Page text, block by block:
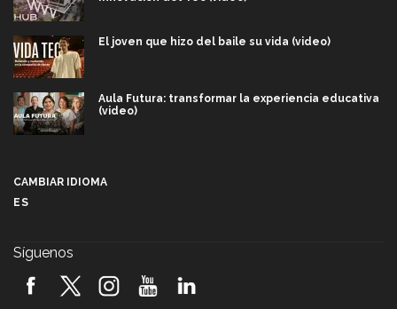
El joven que hizo del baile su vida (video)
Aula Futura: transformar la experiencia educativa
(video)
2026! (video)
CAMBIAR IDIOMA
ES
Síguenos